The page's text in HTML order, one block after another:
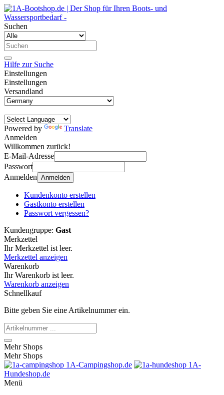
Suchen
Hilfe zur Suche
Einstellungen
Einstellungen
Versandland
Powered by
Translate
Anmelden
Willkommen zurück!
E-Mail-Adresse
Passwort
Anmelden Anmelden
Kundenkonto erstellen
Gastkonto erstellen
Passwort vergessen?
Kundengruppe: Gast
Merkzettel
Ihr Merkzettel ist leer.
Merkzettel anzeigen
Warenkorb
Ihr Warenkorb ist leer.
Warenkorb anzeigen
Schnellkauf
Bitte geben Sie eine Artikelnummer ein.
Mehr Shops
Mehr Shops
1A-Campingshop.de
1A-
Hundeshop.de
Menü